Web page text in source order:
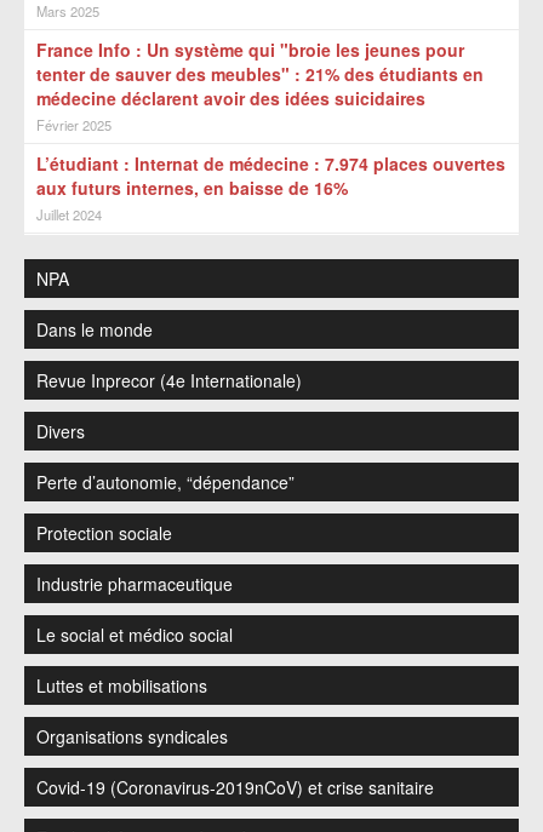
Mars 2025
France Info : Un système qui "broie les jeunes pour
tenter de sauver des meubles" : 21% des étudiants en
médecine déclarent avoir des idées suicidaires
Février 2025
L’étudiant : Internat de médecine : 7.974 places ouvertes
aux futurs internes, en baisse de 16%
Juillet 2024
NPA
Dans le monde
Revue Inprecor (4e Internationale)
Divers
Perte d’autonomie, “dépendance”
Protection sociale
Industrie pharmaceutique
Le social et médico social
Luttes et mobilisations
Organisations syndicales
Covid-19 (Coronavirus-2019nCoV) et crise sanitaire